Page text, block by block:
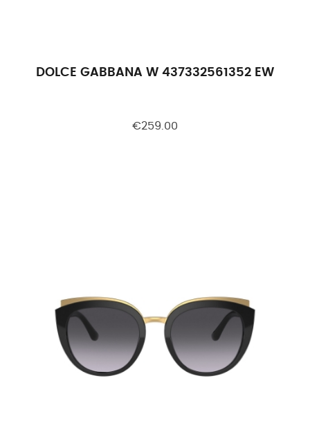
DOLCE GABBANA W 437332561352 EW
€259.00